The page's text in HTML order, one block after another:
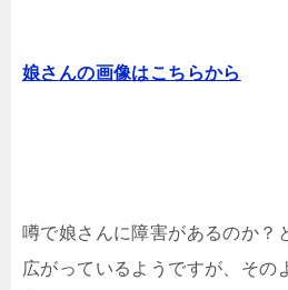
娘さんの画像はこちらから
噂で娘さんに障害があるのか？
広がっているようですが、その